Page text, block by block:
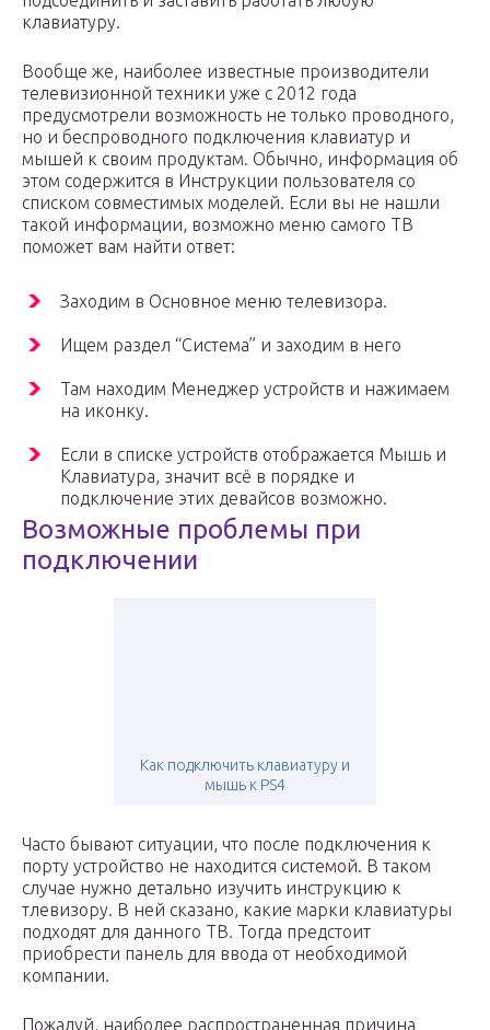
клавиатуру.
Вообще же, наиболее известные производители
телевизионной техники уже с 2012 года
предусмотрели возможность не только проводного,
но и беспроводного подключения клавиатур и
мышей к своим продуктам. Обычно, информация об
этом содержится в Инструкции пользователя со
списком совместимых моделей. Если вы не нашли
такой информации, возможно меню самого ТВ
поможет вам найти ответ:
Заходим в Основное меню телевизора.
Ищем раздел “Система” и заходим в него
Там находим Менеджер устройств и нажимаем
на иконку.
Если в списке устройств отображается Мышь и
Клавиатура, значит всё в порядке и
подключение этих девайсов возможно.
Возможные проблемы при
подключении
Как подключить клавиатуру и
мышь к PS4
Часто бывают ситуации, что после подключения к
порту устройство не находится системой. В таком
случае нужно детально изучить инструкцию к
тлевизору. В ней сказано, какие марки клавиатуры
подходят для данного ТВ. Тогда предстоит
приобрести панель для ввода от необходимой
компании.
Пожалуй, наиболее распространенная причина